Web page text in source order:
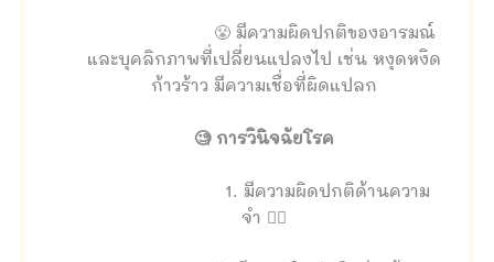
😤 มีความผิดปกติของอารมณ์
และบุคลิกภาพที่เปลี่ยนแปลงไป เช่น หงุดหงิด
ก้าวร้าว มีความเชื่อที่ผิดแปลก
🧐 การวินิจฉัยโรค
1. มีความผิดปกติด้านความ
จำ 🤦‍♀️